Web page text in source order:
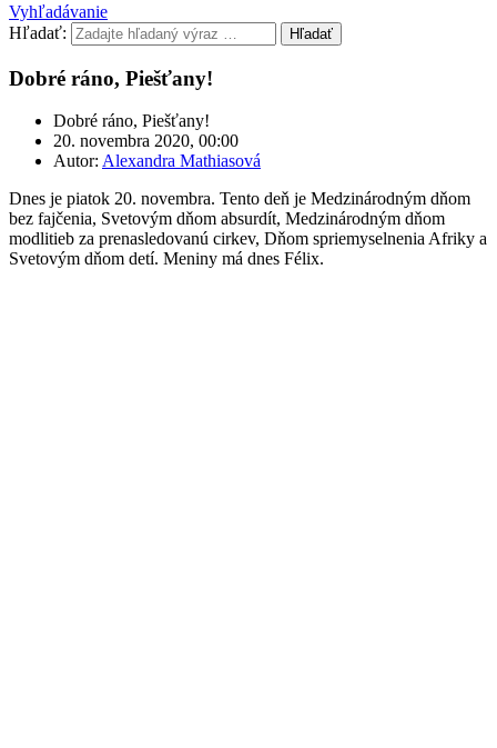
Vyhľadávanie
Hľadať:
Hľadať
Dobré ráno, Piešťany!
Dobré ráno, Piešťany!
20. novembra 2020, 00:00
Autor: Alexandra Mathiasová
Dnes je piatok 20. novembra. Tento deň je Medzinárodným dňom
bez fajčenia, Svetovým dňom absurdít, Medzinárodným dňom
modlitieb za prenasledovanú cirkev, Dňom spriemyselnenia Afriky a
Svetovým dňom detí. Meniny má dnes Félix.